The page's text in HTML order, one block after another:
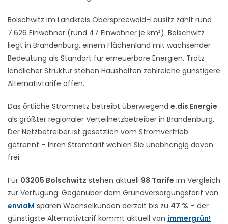
Bolschwitz im Landkreis Oberspreewald-Lausitz zählt rund
7.626 Einwohner (rund 47 Einwohner je km²). Bolschwitz
liegt in Brandenburg, einem Flächenland mit wachsender
Bedeutung als Standort für erneuerbare Energien. Trotz
ländlicher Struktur stehen Haushalten zahlreiche günstigere
Alternativtarife offen.
Das örtliche Stromnetz betreibt überwiegend e.dis Energie
als größter regionaler Verteilnetzbetreiber in Brandenburg.
Der Netzbetreiber ist gesetzlich vom Stromvertrieb
getrennt – Ihren Stromtarif wählen Sie unabhängig davon
frei.
Für 03205 Bolschwitz stehen aktuell 98 Tarife im Vergleich
zur Verfügung. Gegenüber dem Grundversorgungstarif von
enviaM sparen Wechselkunden derzeit bis zu 47 % – der
günstigste Alternativtarif kommt aktuell von immergrün!